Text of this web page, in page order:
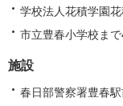
学校法人花積学園
市立豊春小学校ま
施設
春日部警察署豊春